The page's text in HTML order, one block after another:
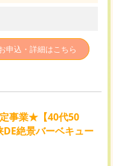
申込・詳細はこちら
事業★【40代50
絶景バーベキュー